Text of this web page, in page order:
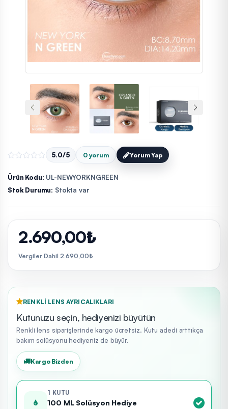
5.0/5 0 yorum Yorum Yap
Ürün Kodu: UL-NEWYORKNGREEN
Stok Durumu: Stokta var
2.690,00₺
Vergiler Dahil 2.690,00₺
RENKLI LENS AYRICALIKLARI
Kutunuzu seçin, hediyenizi büyütün
Renkli lens siparişlerinde kargo ücretsiz. Kutu adedi arttıkça
bakım solüsyonu hediyeniz de büyür.
Kargo Bizden
1 KUTU
100 ML Solüsyon Hediye